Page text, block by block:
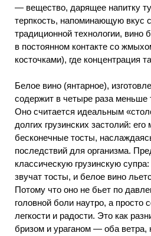
— вещество, дарящее напитку
терпкость, напоминающую вкус
традиционной технологии, вино
в постоянном контакте со
косточками), где концентрация
Белое вино (янтарное),
содержит в четыре раза меньше
Оно считается идеальным
долгих грузинских застолий:
бесконечные тосты,
последствий для организма.
классическую грузинскую
звучат тосты, и белое вино
Потому что оно не бьет по
головной боли наутро, а просто
легкости и радости. Это как
бризом и ураганом — оба ветра,